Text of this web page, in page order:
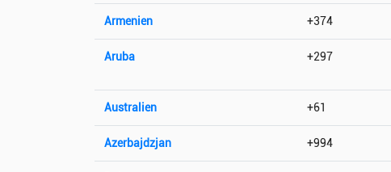
Armenien +374
Aruba +297
Australien +61
Azerbajdzjan +994